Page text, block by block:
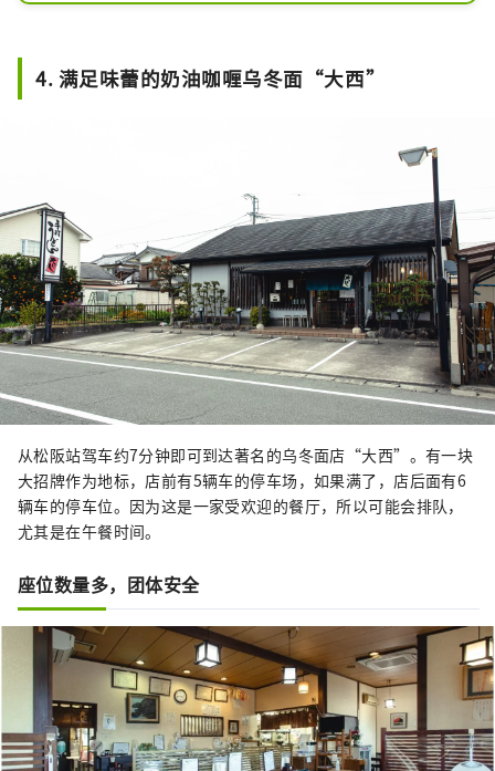
4. 满足味蕾的奶油咖喱乌冬面“大西”
从松阪站驾车约7分钟即可到达著名的乌冬面店“大西”。有一块
大招牌作为地标，店前有5辆车的停车场，如果满了，店后面有6
辆车的停车位。因为这是一家受欢迎的餐厅，所以可能会排队，
尤其是在午餐时间。
座位数量多，团体安全